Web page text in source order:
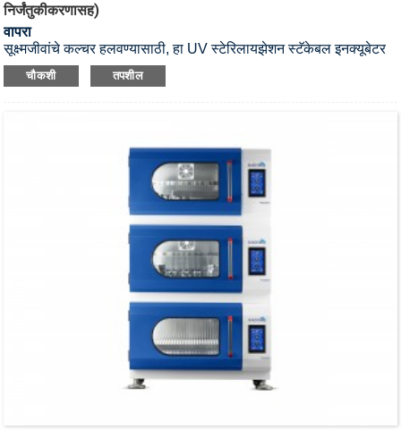
निर्जंतुकीकरणासह)
वापरा
सूक्ष्मजीवांचे कल्चर हलवण्यासाठी, हा UV स्टेरिलायझेशन स्टॅकेबल इनक्यूबेटर
शेकर आहे.
चौकशी तपशील